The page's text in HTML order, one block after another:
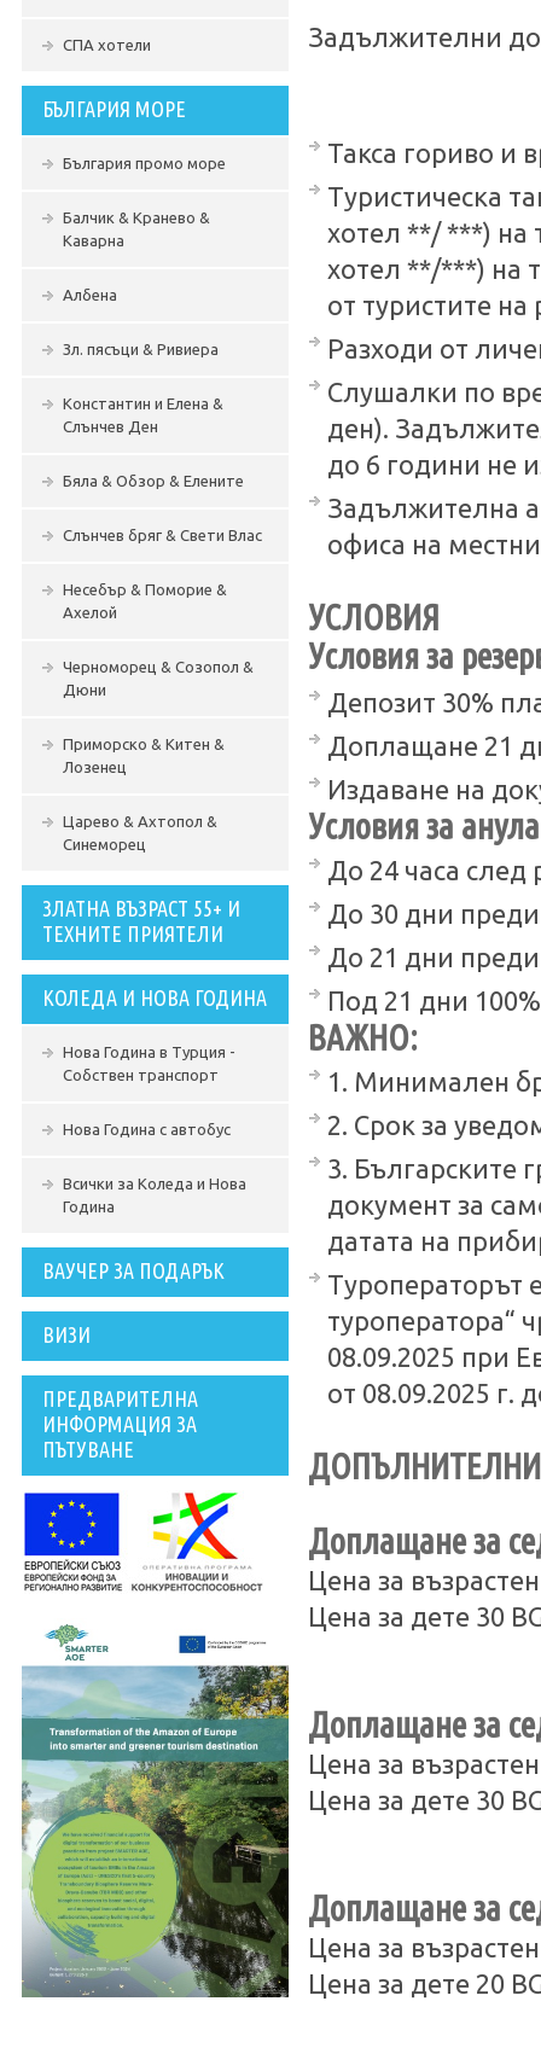
СПА хотели
БЪЛГАРИЯ МОРЕ
България промо море
Балчик & Кранево &
Каварна
Албена
Зл. пясъци & Ривиера
Константин и Елена &
Слънчев Ден
Бяла & Обзор & Елените
Слънчев бряг & Свети Влас
Несебър & Поморие &
Ахелой
Черноморец & Созопол &
Дюни
Приморско & Китен &
Лозенец
Царево & Ахтопол &
Синеморец
ЗЛАТНА ВЪЗРАСТ 55+ И
ТЕХНИТЕ ПРИЯТЕЛИ
КОЛЕДА И НОВА ГОДИНА
Нова Година в Турция -
Собствен транспорт
Нова Година с автобус
Всички за Коледа и Нова
Година
ВАУЧЕР ЗА ПОДАРЪК
ВИЗИ
ПРЕДВАРИТЕЛНА
ИНФОРМАЦИЯ ЗА
ПЪТУВАНЕ
Задължителни
Такса гориво и
Туристическа
хотел **/ ***) на
хотел **/***) на
от туристите
Разходи от
Слушалки по
ден).
до 6 години не
Задължителна
офиса на
УСЛОВИЯ
Условия за
Депозит 30%
Доплащане 21
Издаване на
Условия за
До 24 часа след
До 30 дни преди
До 21 дни преди
Под 21 дни
ВАЖНО:
1. Минимален
2. Срок за
3. Българските
документ за
датата на
Туроператорът
туроператора“
08.09.2025 при
от 08.09.2025 г.
ДОПЪЛНИТЕЛНИ
Доплащане за
Цена за
Цена за дете 30
Доплащане за
Цена за
Цена за дете 30
Доплащане за
Цена за
Цена за дете 20